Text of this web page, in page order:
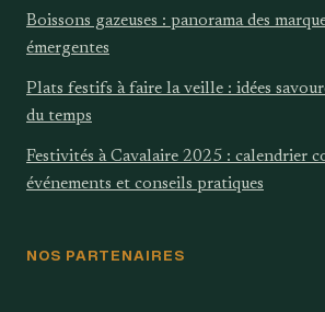
Boissons gazeuses : panorama des
émergentes
Plats festifs à faire la veille : idées
du temps
Festivités à Cavalaire 2025 : calendrier
événements et conseils pratiques
NOS PARTENAIRES